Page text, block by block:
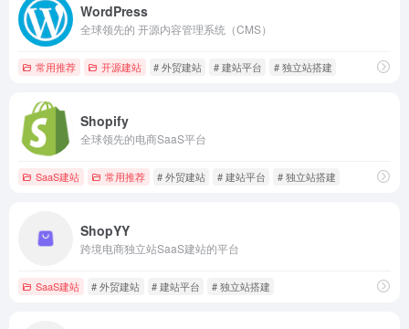
WordPress
全球领先的 开源内容管理系统（CMS）
常用推荐 开源建站 # 外贸建站 # 建站平台 # 独立站搭建
Shopify
全球领先的电商SaaS平台
SaaS建站 常用推荐 # 外贸建站 # 建站平台 # 独立站搭建
ShopYY
跨境电商独立站SaaS建站的平台
SaaS建站 # 外贸建站 # 建站平台 # 独立站搭建